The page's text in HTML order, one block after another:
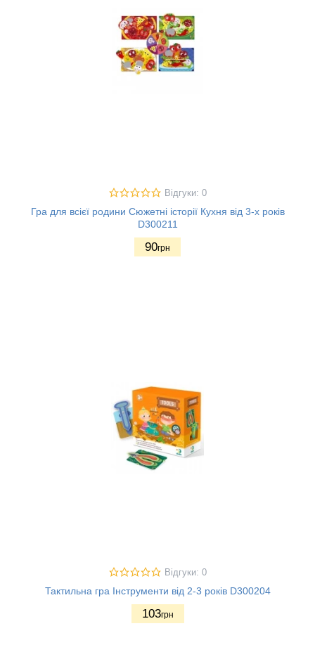
Відгуки: 0
Гра для всієї родини Сюжетні історії Кухня від 3-х років
D300211
90грн
Відгуки: 0
Тактильна гра Інструменти від 2-3 років D300204
103грн